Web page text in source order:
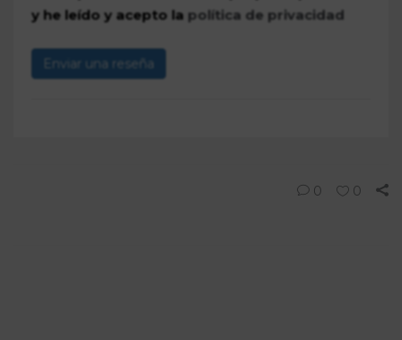
y he leído y acepto la política de privacidad
Enviar una reseña
0 0